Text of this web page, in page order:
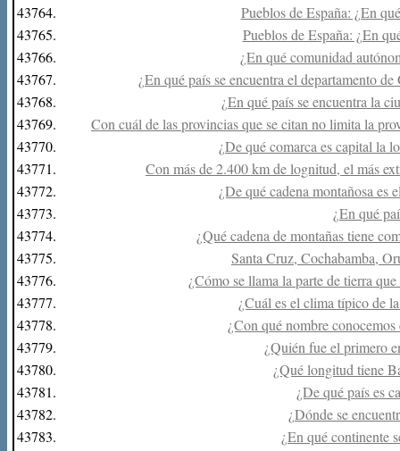
43764.
Pueblos de España: ¿En
43765.
Pueblos de España: ¿En
43766.
¿En qué comunidad
43767.
¿En qué país se encuentra el departamento
43768.
¿En qué país se encuentra la
43769.
Con cuál de las provincias que se citan no limita la
43770.
¿De qué comarca es capital la
43771.
Con más de 2.400 km de lognitud, el más
43772.
¿De qué cadena montañosa es
43773.
¿En qué
43774.
¿Qué cadena de montañas tiene
43775.
Santa Cruz, Cochabamba,
43776.
¿Cómo se llama la parte de tierra
43777.
¿Cuál es el clima típico de
43778.
¿Con qué nombre
43779.
¿Quién fue el primero
43780.
¿Qué longitud tiene
43781.
¿De qué país es
43782.
¿Dónde se
43783.
¿En qué continente